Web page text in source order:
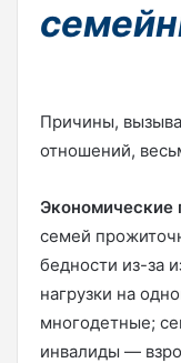
Причины,
отношений,
Экономические
семей
бедности из-за
нагрузки на
многодетные;
инвалиды —